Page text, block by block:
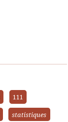
111
statistiques